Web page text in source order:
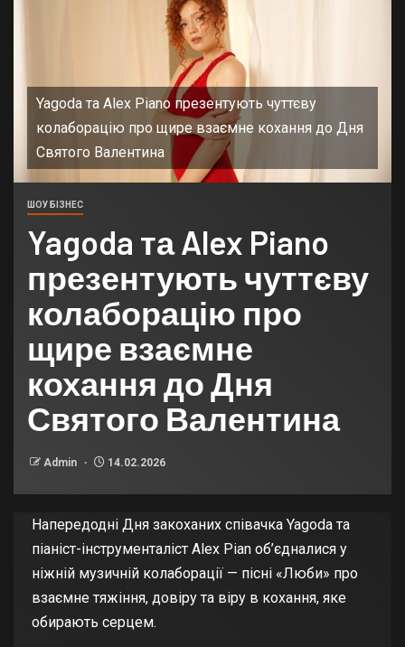
Yagoda та Alex Piano презентують чуттєву
колаборацію про щире взаємне кохання до Дня
Святого Валентина
ШОУ БІЗНЕС
Yagoda та Alex Piano
презентують чуттєву
колаборацію про
щире взаємне
кохання до Дня
Святого Валентина
Admin 14.02.2026
Напередодні Дня закоханих співачка Yagoda та
піаніст-інструменталіст Alex Pian об’єдналися у
ніжній музичній колаборації — пісні «Люби» про
взаємне тяжіння, довіру та віру в кохання, яке
обирають серцем.